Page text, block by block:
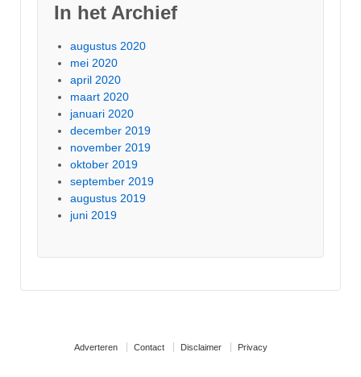
In het Archief
augustus 2020
mei 2020
april 2020
maart 2020
januari 2020
december 2019
november 2019
oktober 2019
september 2019
augustus 2019
juni 2019
Adverteren Contact Disclaimer Privacy